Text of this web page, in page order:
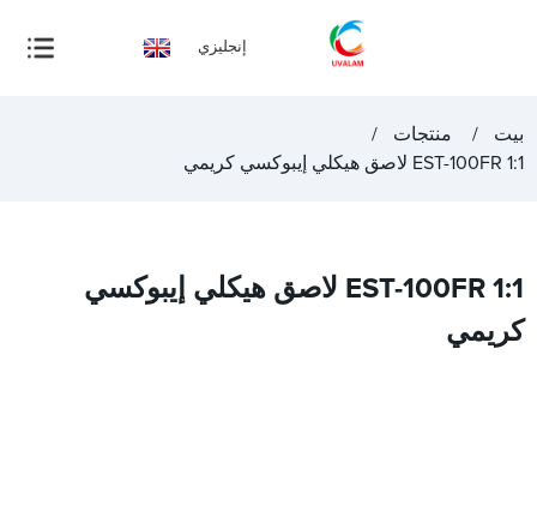
إنجليزي
بيت
منتجات
EST-100FR 1:1 لاصق هيكلي إيبوكسي كريمي
EST-100FR 1:1 لاصق هيكلي إيبوكسي
كريمي